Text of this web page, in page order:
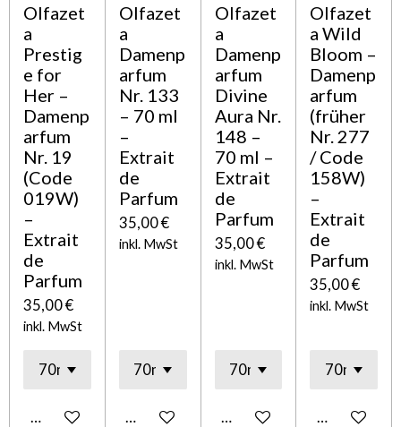
Olfazet
a
Prestig
e for
Her –
Damenp
arfum
Nr. 19
(Code
019W)
–
Extrait
de
Parfum
35,00 €
inkl. MwSt
In den Warenkorb
Olfazet
a
Damenp
arfum
Nr. 133
– 70 ml
–
Extrait
de
Parfum
35,00 €
inkl. MwSt
In den Warenkorb
Olfazet
a
Damenp
arfum
Divine
Aura Nr.
148 –
70 ml –
Extrait
de
Parfum
35,00 €
inkl. MwSt
In den Warenkorb
Olfazet
a Wild
Bloom –
Damenp
arfum
(früher
Nr. 277
/ Code
158W)
–
Extrait
de
Parfum
35,00 €
inkl. MwSt
In den